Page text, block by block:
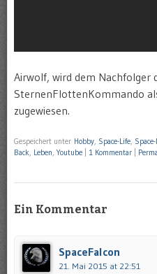
Airwolf, wird dem Nachfolger
SternenFlottenKommando
zugewiesen.
Gespeichert unter Hobby, Space-Life,
Back, Leben,Youtube 1 Kommentar
Ein Kommentar
SpaceFalcon
21. Mai 2015 at 22:51